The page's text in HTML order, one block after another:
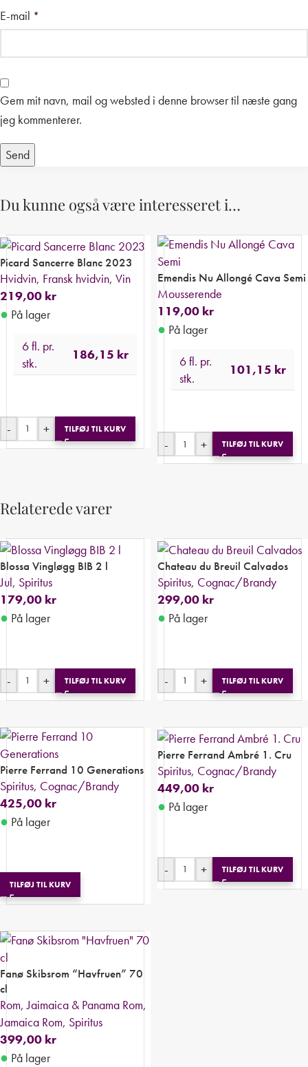
E-mail *
Gem mit navn, mail og websted i denne browser til næste gang
jeg kommenterer.
Du kunne også være interesseret i…
Picard Sancerre Blanc 2023
Hvidvin, Fransk hvidvin, Vin
219,00 kr
● På lager
6 fl. pr.
stk.
186,15 kr
- + TILFØJ TIL KURV
Emendis Nu Allongé Cava Semi
Mousserende
119,00 kr
● På lager
6 fl. pr.
stk.
101,15 kr
- + TILFØJ TIL KURV
Relaterede varer
Blossa Vingløgg BIB 2 l
Jul, Spiritus
179,00 kr
● På lager
- + TILFØJ TIL KURV
Chateau du Breuil Calvados
Spiritus, Cognac/Brandy
299,00 kr
● På lager
- + TILFØJ TIL KURV
Pierre Ferrand 10 Generations
Spiritus, Cognac/Brandy
425,00 kr
● På lager
TILFØJ TIL KURV
Pierre Ferrand Ambré 1. Cru
Spiritus, Cognac/Brandy
449,00 kr
● På lager
- + TILFØJ TIL KURV
Fanø Skibsrom “Havfruen” 70
cl
Rom, Jaimaica & Panama Rom,
Jamaica Rom, Spiritus
399,00 kr
● På lager